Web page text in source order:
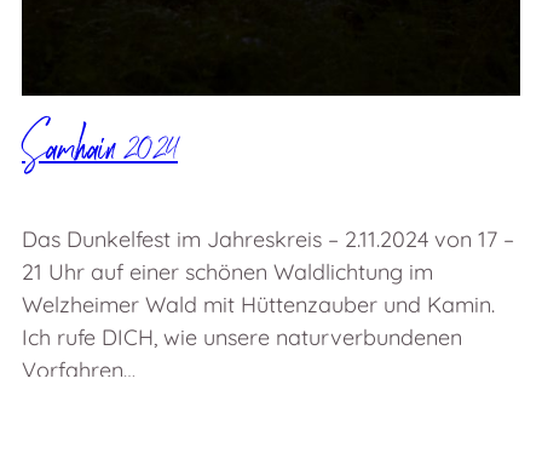
Samhain 2024
Das Dunkelfest im Jahreskreis – 2.11.2024 von 17 –
21 Uhr auf einer schönen Waldlichtung im
Welzheimer Wald mit Hüttenzauber und Kamin.
Ich rufe DICH, wie unsere naturverbundenen
Vorfahren…